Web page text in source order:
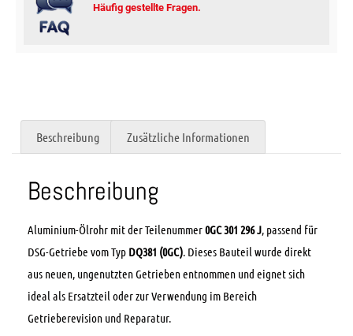
Häufig gestellte Fragen.
Beschreibung Zusätzliche Informationen
Beschreibung
Aluminium-Ölrohr mit der Teilenummer0GC 301 296 J, passend für
DSG-Getriebe vom Typ DQ381 (0GC). Dieses Bauteil wurde direkt
aus neuen, ungenutzten Getrieben entnommen und eignet sich
ideal als Ersatzteil oder zur Verwendung im Bereich
Getrieberevision und Reparatur.